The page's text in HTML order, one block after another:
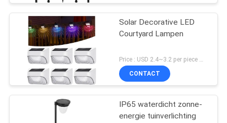
Solar Decorative LED
Courtyard Lampen
Price : USD 2.4~3.2 per piece MOQ:100 PCs
CONTACT
IP65 waterdicht zonne-
energie tuinverlichting